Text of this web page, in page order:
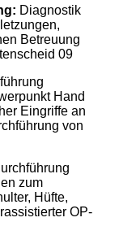
Diagnostik
Betreuung
09
Hand
Eingriffe an
von
zum
Hüfte,
OP-